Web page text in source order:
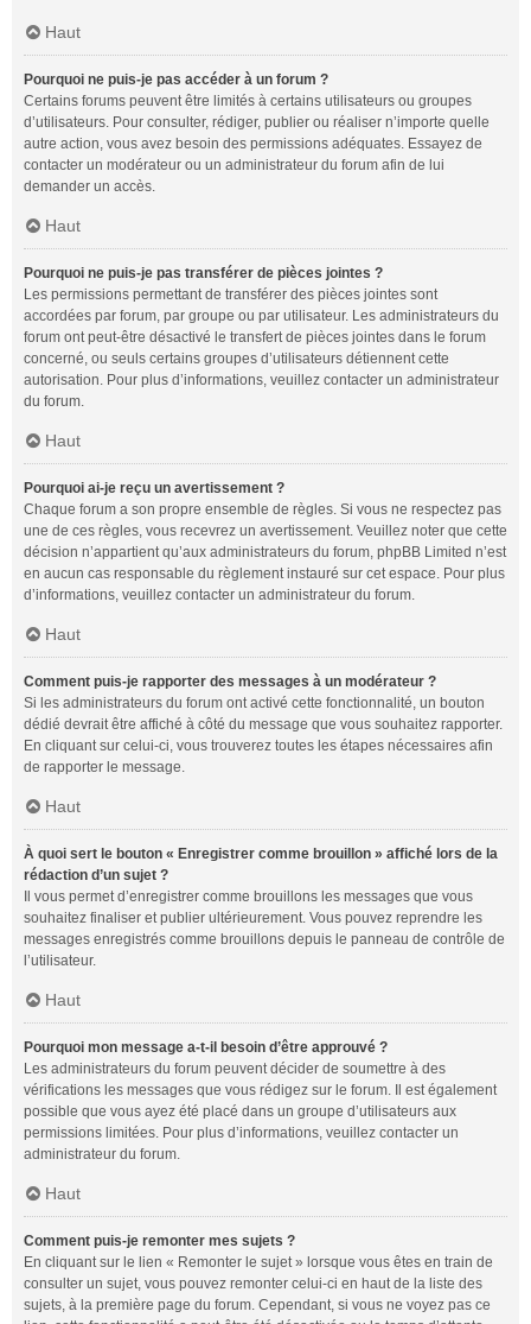
Haut
Pourquoi ne puis-je pas accéder à un forum ?
Certains forums peuvent être limités à certains utilisateurs ou groupes
d’utilisateurs. Pour consulter, rédiger, publier ou réaliser n’importe quelle
autre action, vous avez besoin des permissions adéquates. Essayez de
contacter un modérateur ou un administrateur du forum afin de lui
demander un accès.
Haut
Pourquoi ne puis-je pas transférer de pièces jointes ?
Les permissions permettant de transférer des pièces jointes sont
accordées par forum, par groupe ou par utilisateur. Les administrateurs du
forum ont peut-être désactivé le transfert de pièces jointes dans le forum
concerné, ou seuls certains groupes d’utilisateurs détiennent cette
autorisation. Pour plus d’informations, veuillez contacter un administrateur
du forum.
Haut
Pourquoi ai-je reçu un avertissement ?
Chaque forum a son propre ensemble de règles. Si vous ne respectez pas
une de ces règles, vous recevrez un avertissement. Veuillez noter que cette
décision n’appartient qu’aux administrateurs du forum, phpBB Limited n’est
en aucun cas responsable du règlement instauré sur cet espace. Pour plus
d’informations, veuillez contacter un administrateur du forum.
Haut
Comment puis-je rapporter des messages à un modérateur ?
Si les administrateurs du forum ont activé cette fonctionnalité, un bouton
dédié devrait être affiché à côté du message que vous souhaitez rapporter.
En cliquant sur celui-ci, vous trouverez toutes les étapes nécessaires afin
de rapporter le message.
Haut
À quoi sert le bouton « Enregistrer comme brouillon » affiché lors de la
rédaction d’un sujet ?
Il vous permet d’enregistrer comme brouillons les messages que vous
souhaitez finaliser et publier ultérieurement. Vous pouvez reprendre les
messages enregistrés comme brouillons depuis le panneau de contrôle de
l’utilisateur.
Haut
Pourquoi mon message a-t-il besoin d’être approuvé ?
Les administrateurs du forum peuvent décider de soumettre à des
vérifications les messages que vous rédigez sur le forum. Il est également
possible que vous ayez été placé dans un groupe d’utilisateurs aux
permissions limitées. Pour plus d’informations, veuillez contacter un
administrateur du forum.
Haut
Comment puis-je remonter mes sujets ?
En cliquant sur le lien « Remonter le sujet » lorsque vous êtes en train de
consulter un sujet, vous pouvez remonter celui-ci en haut de la liste des
sujets, à la première page du forum. Cependant, si vous ne voyez pas ce